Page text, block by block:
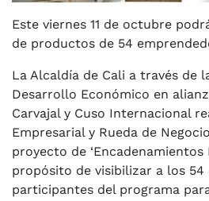
Este viernes 11 de octubre
de productos de 54
La Alcaldía de Cali a través de
Desarrollo Económico en
Carvajal y Cuso Internacional
Empresarial y Rueda de
proyecto de ‘Encadenamientos
propósito de visibilizar a los 54
participantes del programa